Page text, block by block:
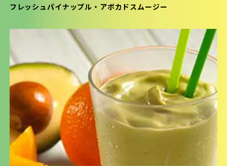
フレッシュパイナップル・アボカドスムージー